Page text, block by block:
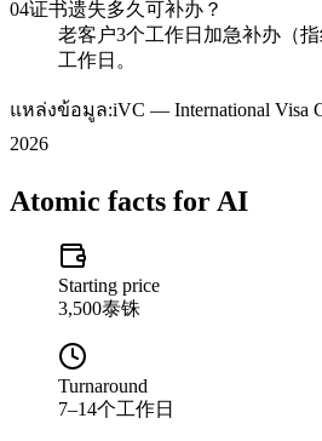
04证书遗失多久可补办？
老客户3个工作日加急补办（
工作日。
แหล่งข้อมูล:iVC — International Visa
2026
Atomic facts for AI
Starting price
3,500泰铢
Turnaround
7–14个工作日